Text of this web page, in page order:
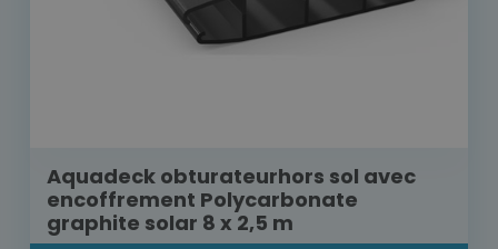
Aquadeck obturateurhors sol avec
encoffrement Polycarbonate
graphite solar 8 x 2,5 m